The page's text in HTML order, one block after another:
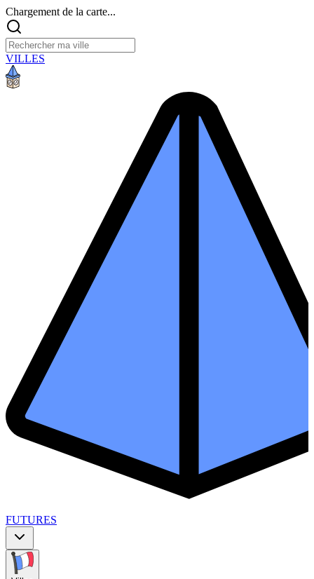
Chargement de la carte...
VILLES
FUTURES